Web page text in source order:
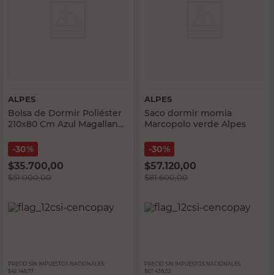
ALPES
Bolsa de Dormir Poliéster
210x80 Cm Azul Magallanes
30%
$35.700,00
$51.000,00
PRECIO SIN IMPUESTOS NACIONALES:
$42.148,77
ALPES
Saco dormir momia
Marcopolo verde Alpes
30%
$57.120,00
$81.600,00
PRECIO SIN IMPUESTOS NACIONALES:
$67.438,02